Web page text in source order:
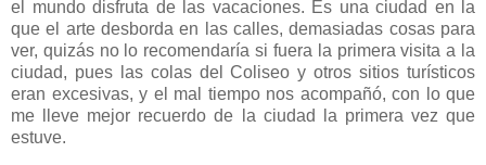
el mundo disfruta de las vacaciones. Es una ciudad en la
que el arte desborda en las calles, demasiadas cosas para
ver, quizás no lo recomendaría si fuera la primera visita a la
ciudad, pues las colas del Coliseo y otros sitios turísticos
eran excesivas, y el mal tiempo nos acompañó, con lo que
me lleve mejor recuerdo de la ciudad la primera vez que
estuve.